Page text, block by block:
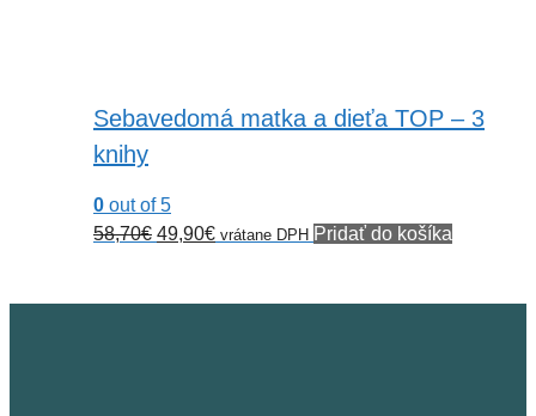
Sebavedomá matka a dieťa TOP – 3
knihy
0 out of 5
58,70€ Pôvodná
49,90€Aktuálna
vrátane DPH Pridať do košíka